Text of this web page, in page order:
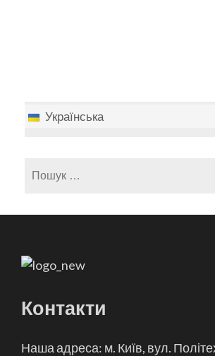
Українська
Контакти
Наша адреса: м. Київ, вул.